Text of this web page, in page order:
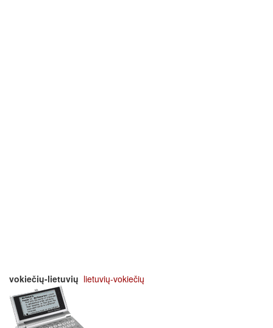
vokiečių-lietuvių lietuvių-vokiečių